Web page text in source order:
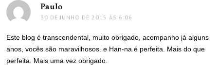
Paulo
30 DE JUNHO DE 2015 ÀS 6:06
Este blog é transcendental, muito obrigado, acompanho já alguns
anos, vocês são maravilhosos. e Han-na é perfeita. Mais do que
perfeita. Mais uma vez obrigado.